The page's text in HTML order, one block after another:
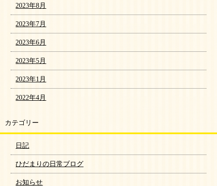
2023年8月
2023年7月
2023年6月
2023年5月
2023年1月
2022年4月
カテゴリー
日記
ひだまりの日常ブログ
お知らせ